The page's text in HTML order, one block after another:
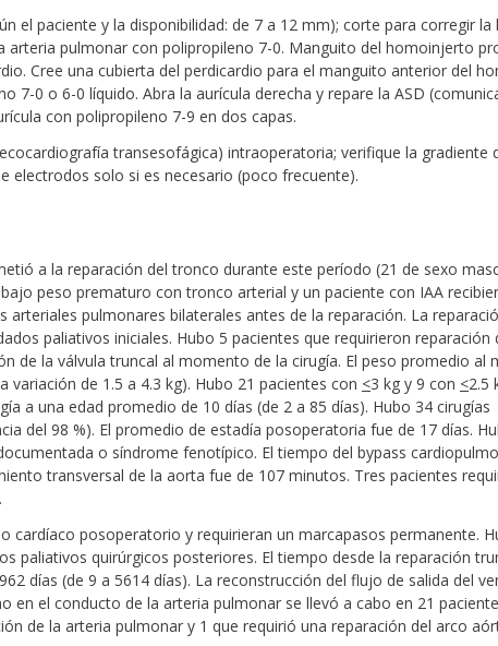
el paciente y la disponibilidad: de 7 a 12 mm); corte para corregir la
arteria pulmonar con polipropileno 7-0. Manguito del homoinjerto
Cree una cubierta del perdicardio para el manguito anterior del
7-0 o 6-0 líquido. Abra la aurícula derecha y repare la ASD
con polipropileno 7-9 en dos capas.
transesofágica) intraoperatoria; verifique la gradiente
electrodos solo si es necesario (poco frecuente).
a la reparación del tronco durante este período (21 de sexo
peso prematuro con tronco arterial y un paciente con IAA
pulmonares bilaterales antes de la reparación. La
paliativos iniciales. Hubo 5 pacientes que requirieron reparación
de la válvula truncal al momento de la cirugía. El peso promedio al
variación de 1.5 a 4.3 kg). Hubo 21 pacientes con <3 kg y 9 con <2.5
a una edad promedio de 10 días (de 2 a 85 días). Hubo 34 cirugías
del 98 %). El promedio de estadía posoperatoria fue de 17 días.
o síndrome fenotípico. El tiempo del bypass
transversal de la aorta fue de 107 minutos. Tres pacientes
cardíaco posoperatorio y requirieran un marcapasos permanente.
paliativos quirúrgicos posteriores. El tiempo desde la reparación
días (de 9 a 5614 días). La reconstrucción del flujo de salida del
en el conducto de la arteria pulmonar se llevó a cabo en 21
de la arteria pulmonar y 1 que requirió una reparación del arco